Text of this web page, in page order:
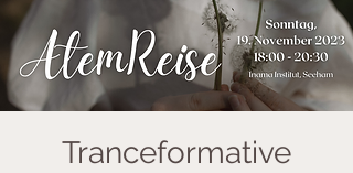
Tranceformative